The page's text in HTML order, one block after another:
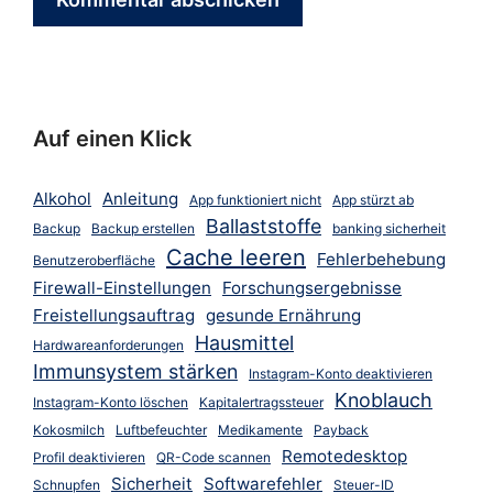
Auf einen Klick
Alkohol Anleitung App funktioniert nicht
App stürzt ab
Backup
Backup erstellen Ballaststoffe
banking sicherheit
Benutzeroberfläche
Cache leeren
Fehlerbehebung
Firewall-Einstellungen
Forschungsergebnisse
Freistellungsauftrag gesunde Ernährung
Hardwareanforderungen
Hausmittel
Immunsystem stärken
Instagram-Konto deaktivieren
Instagram-Konto löschen
Kapitalertragssteuer Knoblauch
Kokosmilch Luftbefeuchter Medikamente
Payback
Profil deaktivieren
QR-Code scannen Remotedesktop
Schnupfen Sicherheit Softwarefehler Steuer-ID